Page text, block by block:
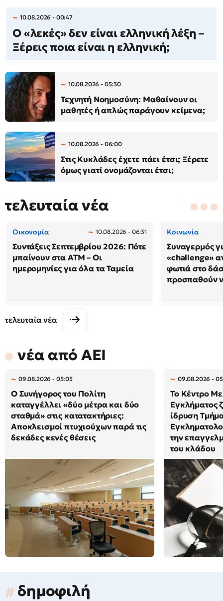
10.08.2026 - 00:47
Ο «λεκές» δεν είναι ελληνική λέξη –
Ξέρεις ποια είναι η ελληνική;
10.08.2026 - 05:30
Τεχνητή Νοημοσύνη: Μαθαίνουν οι
μαθητές ή απλώς παράγουν κείμενα;
10.08.2026 - 06:00
Στις Κυκλάδες έχετε πάει έτσι; Ξέρετε
όμως γιατί ονομάζονται έτσι;
τελευταία νέα
Οικονομία 10.08.2026 - 06:31
Συντάξεις Σεπτεμβρίου 2026: Πότε
μπαίνουν στα ΑΤΜ – Οι
ημερομηνίες για όλα τα Ταμεία
Κοινωνία
Συναγερμός
«challenge»
φωτιά στο
προσπαθούν
τελευταία νέα
νέα από ΑΕΙ
09.08.2026 - 05:05
Ο Συνήγορος του Πολίτη
καταγγέλλει «δύο μέτρα και δύο
σταθμά» στις κατατακτήριες:
Αποκλεισμοί πτυχιούχων παρά τις
δεκάδες κενές θέσεις
09.08.2026 -
Το Κέντρο
Εγκλήματος
ίδρυση
την
του κλάδου
δημοφιλή